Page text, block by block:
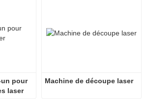
pour
laser
Machine de découpe laser